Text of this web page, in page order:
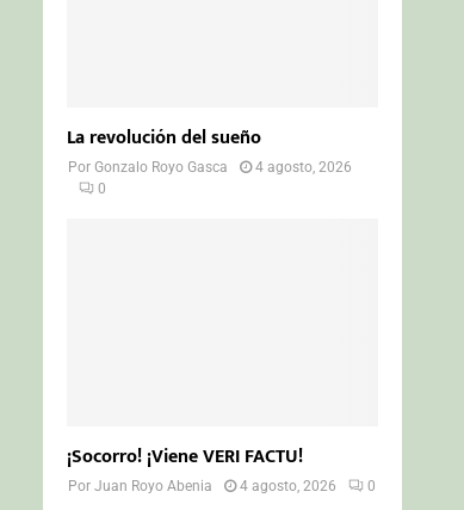
La revolución del sueño
PorGonzalo Royo Gasca
4 agosto, 2026
0
¡Socorro! ¡Viene VERI FACTU!
PorJuan Royo Abenia 4 agosto, 2026 0